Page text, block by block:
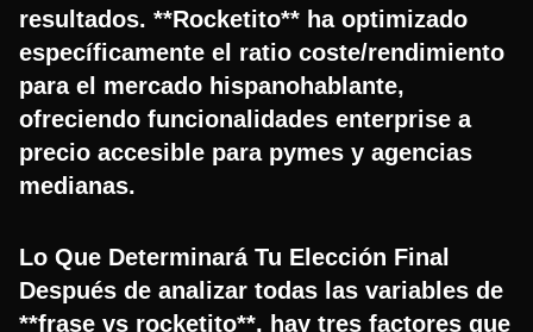
resultados. **Rocketito** ha optimizado
específicamente el ratio coste/rendimiento
para el mercado hispanohablante,
ofreciendo funcionalidades enterprise a
precio accesible para pymes y agencias
medianas.
Lo Que Determinará Tu Elección Final
Después de analizar todas las variables de
**frase vs rocketito**, hay tres factores que